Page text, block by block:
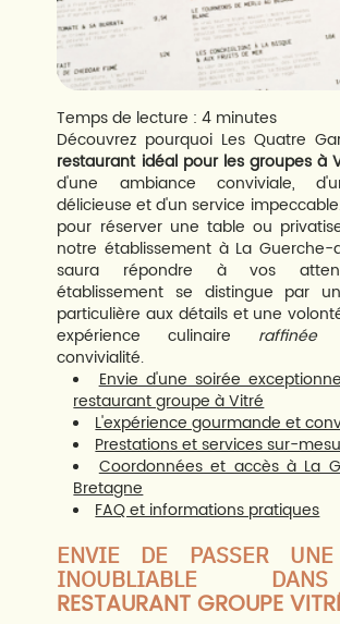
Temps de lecture : 4 minutes
Découvrez pourquoi Les Quatre
restaurant idéal pour les groupes à
d'une ambiance conviviale,
délicieuse et d'un service
pour réserver une table ou
notre établissement à La Guerche-
saura répondre à vos
établissement se distingue par
particulière aux détails et une
expérience culinaire raffinée
convivialité.
Envie d'une soirée
restaurant groupe à Vitré
L'expérience gourmande et
Prestations et services sur-
Coordonnées et accès à La
Bretagne
FAQ et informations pratiques
ENVIE DE PASSER
INOUBLIABLE
RESTAURANT GROUPE